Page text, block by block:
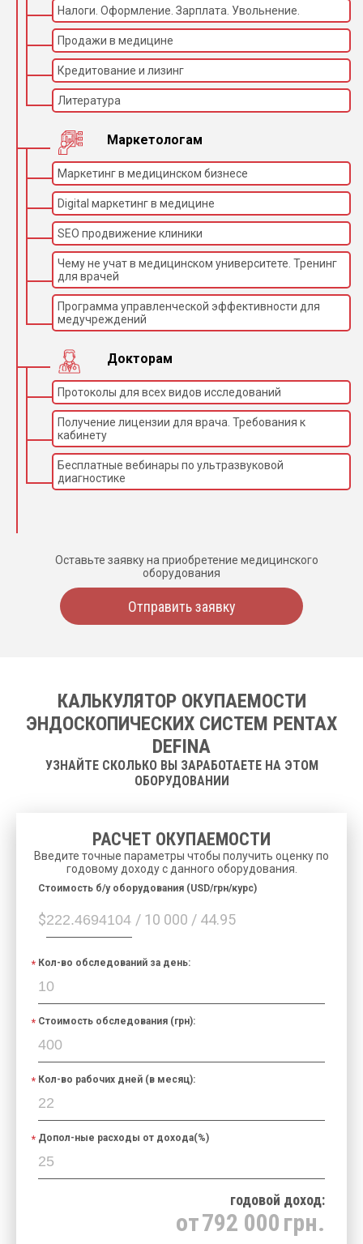
Налоги. Оформление. Зарплата. Увольнение.
Продажи в медицине
Кредитование и лизинг
Литература
Маркетологам
Маркетинг в медицинском бизнесе
Digital маркетинг в медицине
SEO продвижение клиники
Чему не учат в медицинском университете. Тренинг
для врачей
Программа управленческой эффективности для
медучреждений
Докторам
Протоколы для всех видов исследований
Получение лицензии для врача. Требования к
кабинету
Бесплатные вебинары по ультразвуковой
диагностике
Оставьте заявку на приобретение медицинского
оборудования
Отправить заявку
КАЛЬКУЛЯТОР ОКУПАЕМОСТИ
ЭНДОСКОПИЧЕСКИХ СИСТЕМ PENTAX
DEFINA
УЗНАЙТЕ СКОЛЬКО ВЫ ЗАРАБОТАЕТЕ НА ЭТОМ
ОБОРУДОВАНИИ
РАСЧЕТ ОКУПАЕМОСТИ
Введите точные параметры чтобы получить оценку по
годовому доходу с данного оборудования.
$ / 10 000 / 44.95
Cтоимость б/у оборудования (USD/грн/курс)
Кол-во обследований за день:
Стоимость обследования (грн):
Кол-во рабочих дней (в месяц):
Допол-ные расходы от дохода(%)
годовой доход:
от792 000 грн.